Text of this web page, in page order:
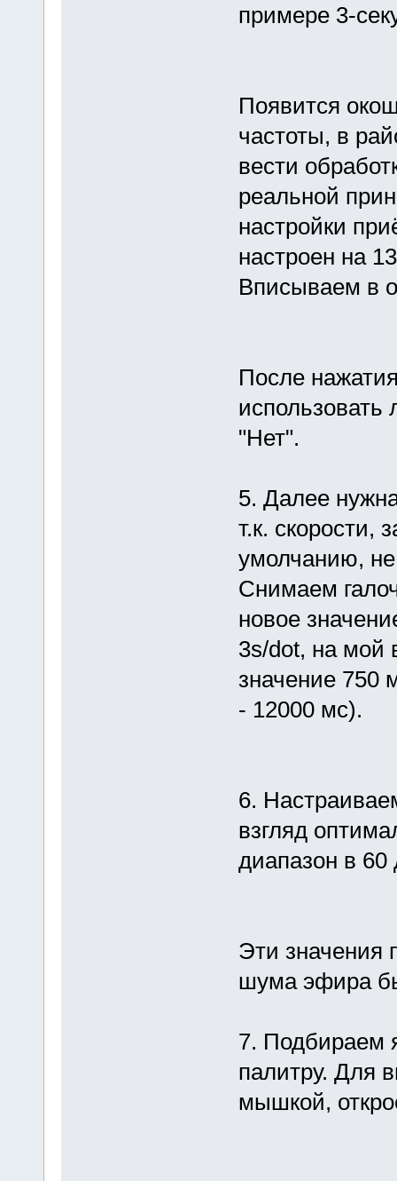
примере 3-
Появится
частоты, в
вести
реальной
настройки
настроен на
Вписываем в
После
использовать
"Нет".
5. Далее
т.к. скорости,
умолчанию,
Снимаем
новое
3s/dot, на мой
значение 750
- 12000 мс).
6.
взгляд
диапазон в 60
Эти значения
шума эфира
7. Подбираем
палитру. Для
мышкой,